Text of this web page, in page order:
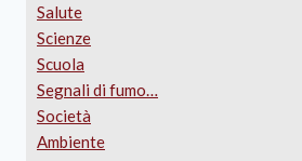
Salute
Scienze
Scuola
Segnali di fumo…
Società
Ambiente